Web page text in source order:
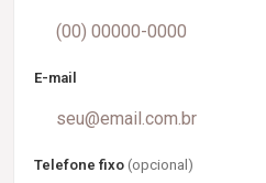
E-mail
Telefone fixo (opcional)